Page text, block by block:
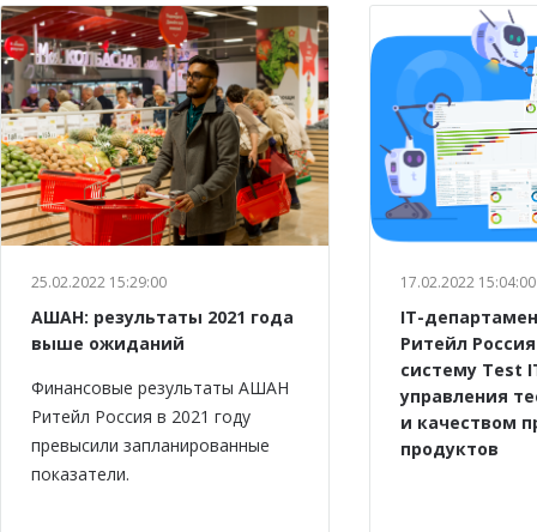
25.02.2022 15:29:00
АШАН: результаты 2021 года
выше ожиданий
Финансовые результаты АШАН
Ритейл Россия в 2021 году
превысили запланированные
показатели.
17.02.2022 15:04:00
IT-
Ритейл
систему Test
управления
и качеством
продуктов